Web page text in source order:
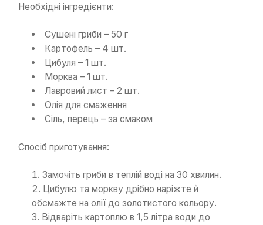
Необхідні інгредієнти:
Сушені гриби – 50 г
Картофель – 4 шт.
Цибуля – 1 шт.
Морква – 1 шт.
Лавровий лист – 2 шт.
Олія для смаження
Сіль, перець – за смаком
Спосіб приготування:
Замочіть гриби в теплій воді на 30 хвилин.
Цибулю та моркву дрібно наріжте й
обсмажте на олії до золотистого кольору.
Відваріть картоплю в 1,5 літра води до